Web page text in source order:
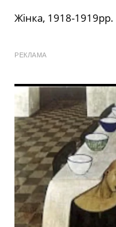
Жінка, 1918-1919рр.
РЕКЛАМА